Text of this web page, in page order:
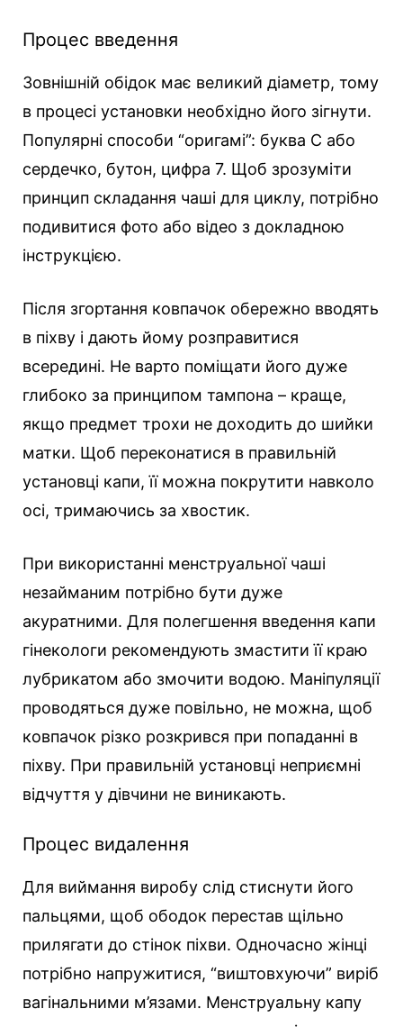
Процес введення
Зовнішній обідок має великий діаметр, тому
в процесі установки необхідно його зігнути.
Популярні способи “оригамі”: буква С або
сердечко, бутон, цифра 7. Щоб зрозуміти
принцип складання чаші для циклу, потрібно
подивитися фото або відео з докладною
інструкцією.
Після згортання ковпачок обережно вводять
в піхву і дають йому розправитися
всередині. Не варто поміщати його дуже
глибоко за принципом тампона – краще,
якщо предмет трохи не доходить до шийки
матки. Щоб переконатися в правильній
установці капи, її можна покрутити навколо
осі, тримаючись за хвостик.
При використанні менструальної чаші
незайманим потрібно бути дуже
акуратними. Для полегшення введення капи
гінекологи рекомендують змастити її краю
лубрикатом або змочити водою. Маніпуляції
проводяться дуже повільно, не можна, щоб
ковпачок різко розкрився при попаданні в
піхву. При правильній установці неприємні
відчуття у дівчини не виникають.
Процес видалення
Для виймання виробу слід стиснути його
пальцями, щоб ободок перестав щільно
прилягати до стінок піхви. Одночасно жінці
потрібно напружитися, “виштовхуючи” виріб
вагінальними м’язами. Менструальну капу